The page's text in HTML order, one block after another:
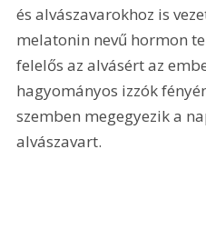
és alvászavarokhoz is
melatonin nevű hormon
felelős az alvásért az
hagyományos izzók
szemben megegyezik a
alvászavart.